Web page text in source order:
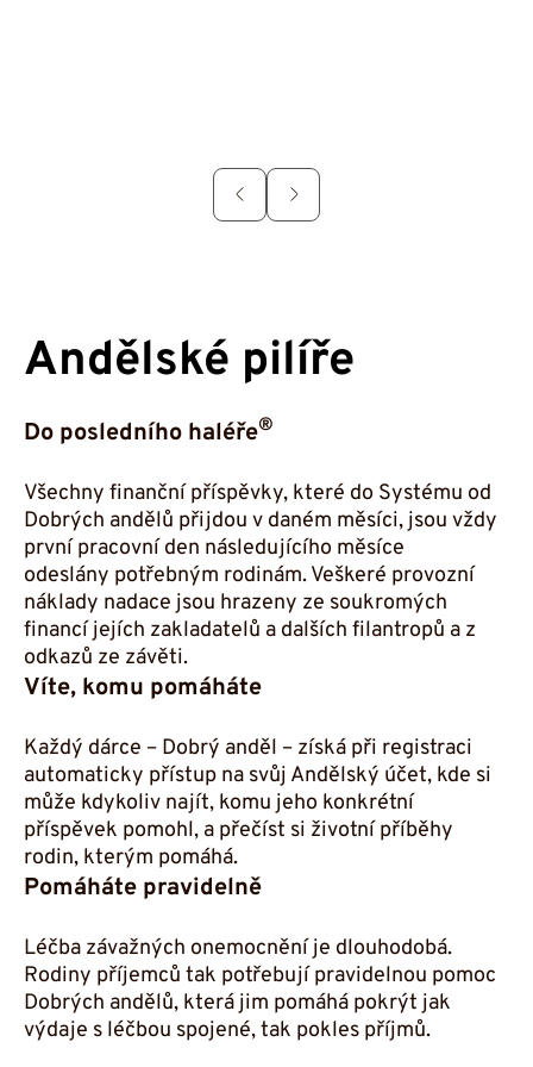
Andělské pilíře
Do posledního haléře®
Všechny finanční příspěvky, které do Systému od
Dobrých andělů přijdou v daném měsíci, jsou vždy
první pracovní den následujícího měsíce
odeslány potřebným rodinám. Veškeré provozní
náklady nadace jsou hrazeny ze soukromých
financí jejích zakladatelů a dalších filantropů a z
odkazů ze závěti.
Víte, komu pomáháte
Každý dárce –⁠⁠⁠⁠⁠⁠ Dobrý anděl –⁠⁠⁠⁠⁠⁠ získá při registraci
automaticky přístup na svůj Andělský účet, kde si
může kdykoliv najít, komu jeho konkrétní
příspěvek pomohl, a přečíst si životní příběhy
rodin, kterým pomáhá.
Pomáháte pravidelně
Léčba závažných onemocnění je dlouhodobá.
Rodiny příjemců tak potřebují pravidelnou pomoc
Dobrých andělů, která jim pomáhá pokrýt jak
výdaje s léčbou spojené, tak pokles příjmů.